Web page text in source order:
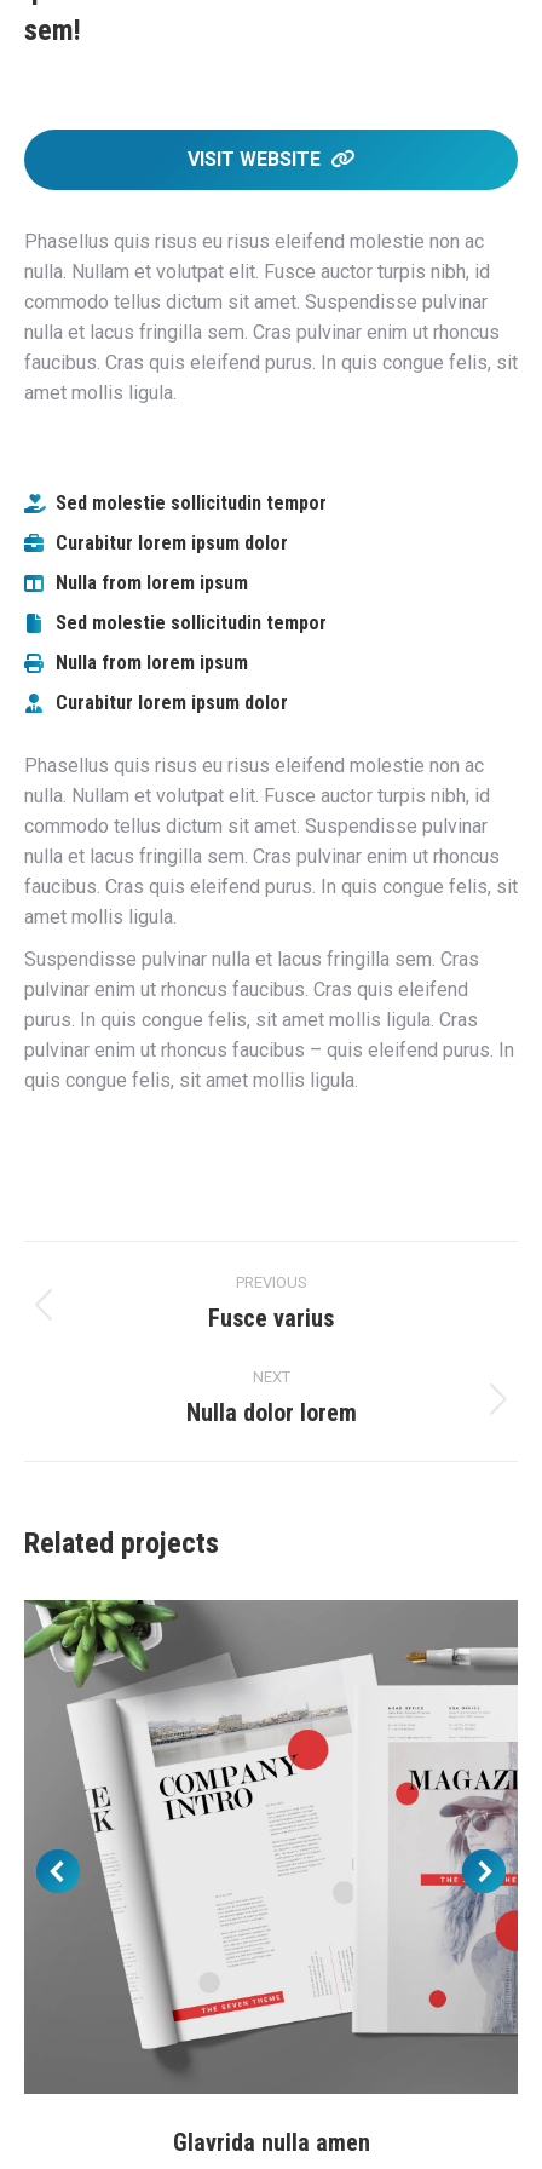
sem!
VISIT WEBSITE
Phasellus quis risus eu risus eleifend molestie non ac
nulla. Nullam et volutpat elit. Fusce auctor turpis nibh, id
commodo tellus dictum sit amet. Suspendisse pulvinar
nulla et lacus fringilla sem. Cras pulvinar enim ut rhoncus
faucibus. Cras quis eleifend purus. In quis congue felis, sit
amet mollis ligula.
Sed molestie sollicitudin tempor
Curabitur lorem ipsum dolor
Nulla from lorem ipsum
Sed molestie sollicitudin tempor
Nulla from lorem ipsum
Curabitur lorem ipsum dolor
Phasellus quis risus eu risus eleifend molestie non ac
nulla. Nullam et volutpat elit. Fusce auctor turpis nibh, id
commodo tellus dictum sit amet. Suspendisse pulvinar
nulla et lacus fringilla sem. Cras pulvinar enim ut rhoncus
faucibus. Cras quis eleifend purus. In quis congue felis, sit
amet mollis ligula.
Suspendisse pulvinar nulla et lacus fringilla sem. Cras
pulvinar enim ut rhoncus faucibus. Cras quis eleifend
purus. In quis congue felis, sit amet mollis ligula. Cras
pulvinar enim ut rhoncus faucibus – quis eleifend purus. In
quis congue felis, sit amet mollis ligula.
navigation
PREVIOUS
Previous
Fusce varius
NEXT
Next
Nulla dolor lorem
Related projects
Glavrida nulla amen